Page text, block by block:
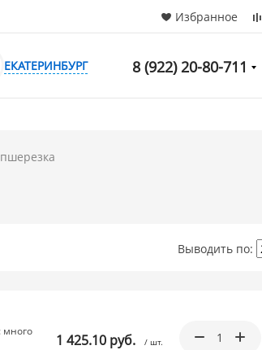
Избранное
ЕКАТЕРИНБУРГ 8 (922) 20-80-711
Выводить по:
много
1 425.10 руб. / шт.